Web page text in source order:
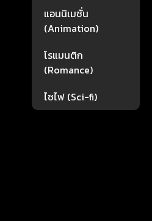
แอนนิเมชั่น
(Animation)
โรแมนติก
(Romance)
ไซไฟ (Sci-fi)